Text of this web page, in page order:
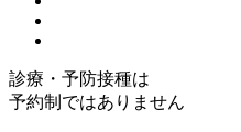
診療・予防接種は
予約制ではありません